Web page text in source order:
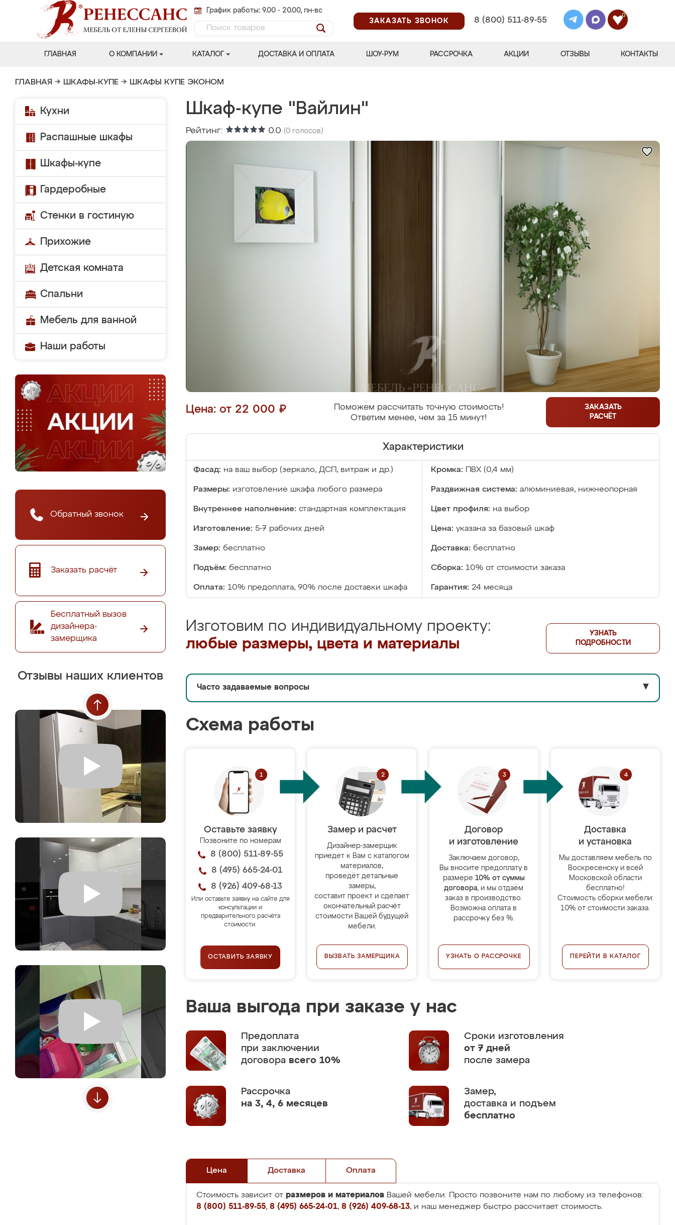
График работы: 9.00 - 20.00, пн-вс
ЗАКАЗАТЬ ЗВОНОК
8 (800) 511-89-55
0
ГЛАВНАЯ О КОМПАНИИ КАТАЛОГ ДОСТАВКА И ОПЛАТА ШОУ-РУМ РАССРОЧКА АКЦИИ ОТЗЫВЫ КОНТАКТЫ
ГЛАВНАЯ → ШКАФЫ-КУПЕ → ШКАФЫ КУПЕ ЭКОНОМ
Кухни
Распашные шкафы
Шкафы-купе
Гардеробные
Стенки в гостиную
Прихожие
Детская комната
Спальни
Мебель для ванной
Наши работы
Обратный звонок
Заказать расчёт
Бесплатный вызов
дизайнера-
замерщика
Отзывы наших клиентов
Шкаф-купе "Вайлин"
Рейтинг: 0.0 (0 голосов)
Цена: от 22 000 ₽
Поможем рассчитать точную стоимость!
Ответим менее, чем за 15 минут!
ЗАКАЗАТЬ
РАСЧЁТ
Характеристики
Фасад: на ваш выбор (зеркало, ДСП, витраж и др.) Кромка: ПВХ (0,4 мм)
Размеры: изготовление шкафа любого размера Раздвижная система: алюминиевая, нижнеопорная
Внутреннее наполнение: стандартная комплектация Цвет профиля: на выбор
Изготовление: 5-7 рабочих дней Цена: указана за базовый шкаф
Замер: бесплатно Доставка: бесплатно
Подъём: бесплатно Сборка: 10% от стоимости заказа
Оплата: 10% предоплата, 90% после доставки шкафа Гарантия: 24 месяца
Изготовим по индивидуальному проекту:
любые размеры, цвета и материалы
УЗНАТЬ
ПОДРОБНОСТИ
Часто задаваемые вопросы ▼
Схема работы
Оставьте заявку
Позвоните по номерам
8 (800) 511-89-55
8 (495) 665-24-01
8 (926) 409-68-13
Или оставьте заявку на сайте для
консультации и
предварительного расчёта
стоимости.
ОСТАВИТЬ ЗАЯВКУ
Замер и расчет
Дизайнер-замерщик
приедет к Вам с каталогом
материалов,
проведёт детальные
замеры,
составит проект и сделает
окончательный расчёт
стоимости Вашей будущей
мебели.
ВЫЗВАТЬ ЗАМЕРЩИКА
Договор
и изготовление
Заключаем договор,
Вы вносите предоплату в
размере 10% от суммы
договора, и мы отдаём
заказ в производство.
Возможна оплата в
рассрочку без %.
УЗНАТЬ О РАССРОЧКЕ
Доставка
и установка
Мы доставляем мебель по
Воскресенску и всей
Московской области
бесплатно!
Стоимость сборки мебели:
10% от стоимости заказа.
ПЕРЕЙТИ В КАТАЛОГ
Ваша выгода при заказе у нас
Предоплата
при заключении
договора всего 10%
Сроки изготовления
от 7 дней
после замера
Рассрочка
на 3, 4, 6 месяцев
Замер,
доставка и подъем
бесплатно
Цена Доставка Оплата
Стоимость зависит от размеров и материалов Вашей мебели. Просто позвоните нам по любому из телефонов:
8 (800) 511-89-55, 8 (495) 665-24-01, 8 (926) 409-68-13, и наш менеджер быстро рассчитает стоимость.